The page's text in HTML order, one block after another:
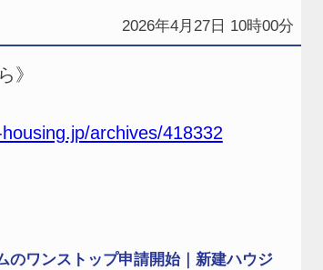
2026年4月27日 10時00分
》
archives/418332
のワンストップ申請開始｜新建ハウジ